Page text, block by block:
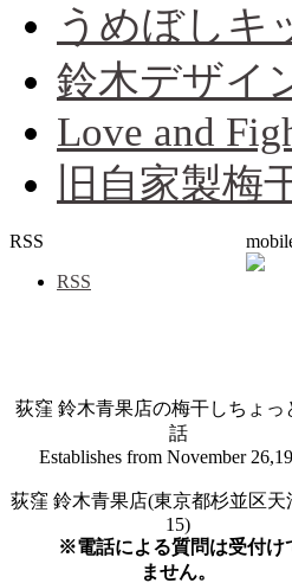
うめぼしキ
鈴木デザイ
Love and
旧自家製梅
RSS
RSS
荻窪 鈴木青果店の梅干しちょっ
話
Establishes from November
荻窪 鈴木青果店(東京都杉並区天
15)
※電話による質問は受付け
ません。